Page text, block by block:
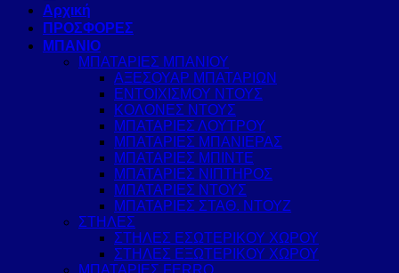
Αρχική
ΠΡΟΣΦΟΡΕΣ
ΜΠΑΝΙΟ
ΜΠΑΤΑΡΙΕΣ ΜΠΑΝΙΟΥ
ΑΞΕΣΟΥΑΡ ΜΠΑΤΑΡΙΩΝ
ΕΝΤΟΙΧΙΣΜΟΥ ΝΤΟΥΣ
ΚΟΛΟΝΕΣ ΝΤΟΥΣ
ΜΠΑΤΑΡΙΕΣ ΛΟΥΤΡΟΥ
ΜΠΑΤΑΡΙΕΣ ΜΠΑΝΙΕΡΑΣ
ΜΠΑΤΑΡΙΕΣ ΜΠΙΝΤΕ
ΜΠΑΤΑΡΙΕΣ ΝΙΠΤΗΡΟΣ
ΜΠΑΤΑΡΙΕΣ ΝΤΟΥΣ
ΜΠΑΤΑΡΙΕΣ ΣΤΑΘ. ΝΤΟΥΖ
ΣΤΗΛΕΣ
ΣΤΗΛΕΣ ΕΣΩΤΕΡΙΚΟΥ ΧΩΡΟΥ
ΣΤΗΛΕΣ ΕΞΩΤΕΡΙΚΟΥ ΧΩΡΟΥ